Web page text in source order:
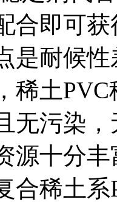
合即可
是耐候
稀土
无污染
源十分
合稀土系